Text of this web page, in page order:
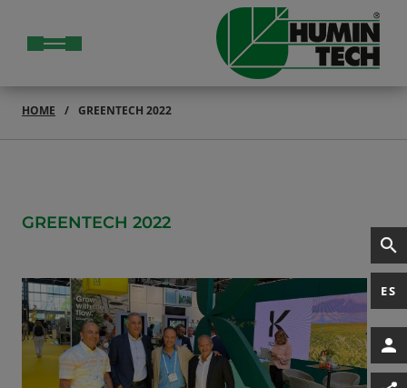
ES
HOME GREENTECH 2022
GREENTECH 2022